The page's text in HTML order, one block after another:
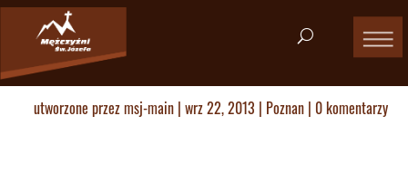
utworzone przezmsj-main| wrz 22, 2013 | Poznan| 0 komentarzy